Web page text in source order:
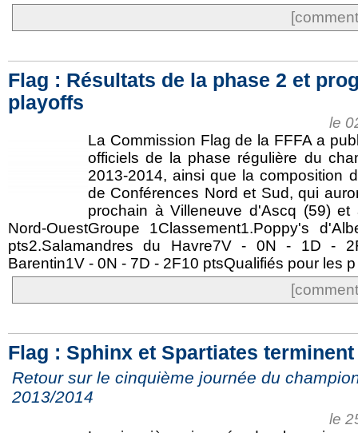
Flag : Résultats de la phase 2 et
playoffs
le
La Commission Flag de la FFFA a
officiels de la phase régulière du
2013-2014, ainsi que la composition
de Conférences Nord et Sud, qui
prochain à Villeneuve d'Ascq (59) et
Nord-OuestGroupe 1Classement1.Poppy's
pts2.Salamandres du Havre7V - 0N - 1D -
Barentin1V - 0N - 7D - 2F10 ptsQualifiés pour les p
Flag : Sphinx et Spartiates
Retour sur le cinquième journée du
2013/2014
le